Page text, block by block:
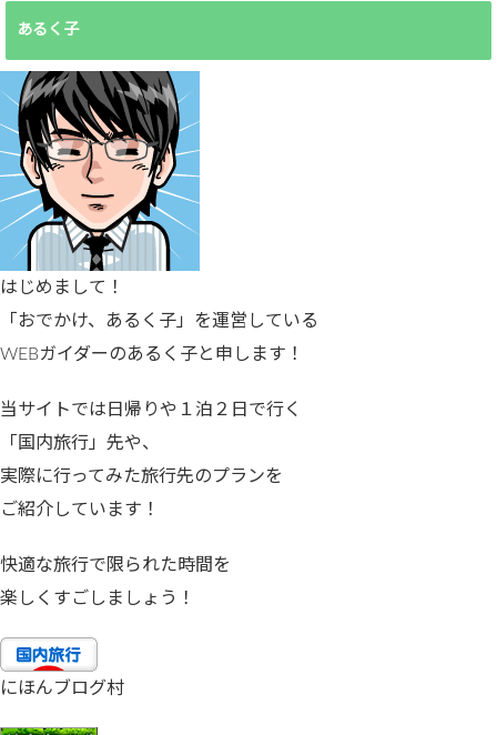
あるく子
はじめまして！
「おでかけ、あるく子」を運営している
WEBガイダーのあるく子と申します！
当サイトでは日帰りや１泊２日で行く
「国内旅行」先や、
実際に行ってみた旅行先のプランを
ご紹介しています！
快適な旅行で限られた時間を
楽しくすごしましょう！
にほんブログ村